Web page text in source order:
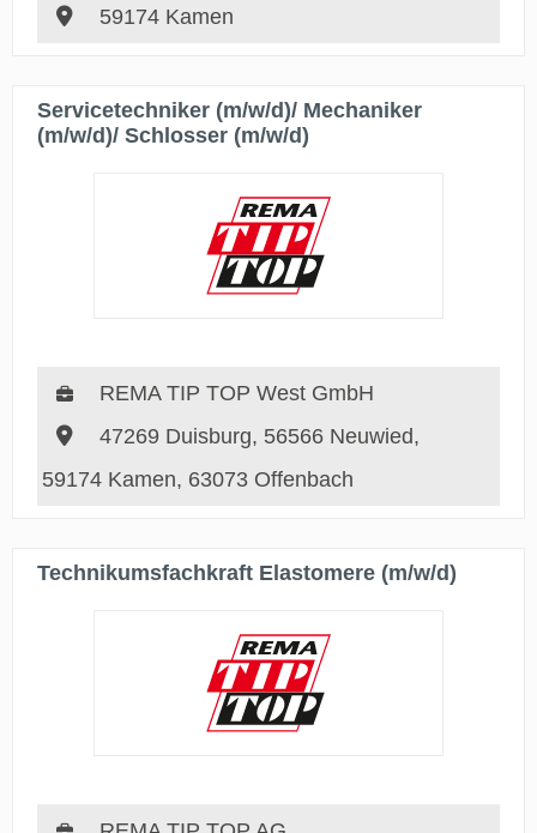
59174 Kamen
Servicetechniker (m/w/d)/ Mechaniker
(m/w/d)/ Schlosser (m/w/d)
REMA TIP TOP West GmbH
47269 Duisburg, 56566 Neuwied,
59174 Kamen, 63073 Offenbach
Technikumsfachkraft Elastomere (m/w/d)